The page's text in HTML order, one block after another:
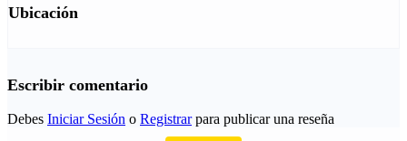
Ubicación
Escribir comentario
Debes Iniciar Sesión o Registrarpara publicar una reseña